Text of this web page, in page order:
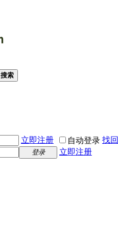
搜索
立即注册 自动登录 找
登录 立即注册